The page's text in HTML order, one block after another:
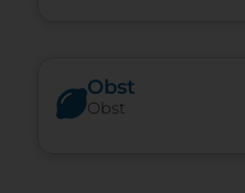
Obst
Obst